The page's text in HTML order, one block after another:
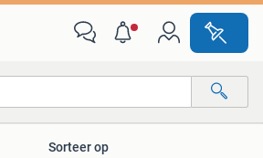
Sorteer op